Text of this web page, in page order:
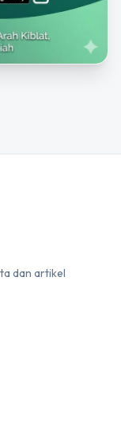
dan artikel